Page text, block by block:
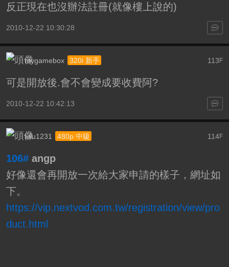
反正現在也沒辦法註冊(就像樓上說的)
2010-12-22 10:30:28
113F
mygamebox 320i 新手
可是開放後.會不會變成要收費阿?
2010-12-22 10:42:13
114F
lulu1231 480p 中級
106# angp
好像還會再開放一次給大家申請的樣子，網址如
下。
https://vip.nextvod.com.tw/registration/view/pro
duct.html